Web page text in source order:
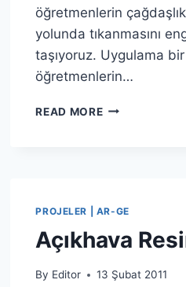
öğretmenlerin
yolunda tıkanmasını
taşıyoruz. Uygulama
öğretmenlerin…
READ MOREAYNA
PROJELER | AR-GE
Açıkhava
By Editor 13 Şubat 2011